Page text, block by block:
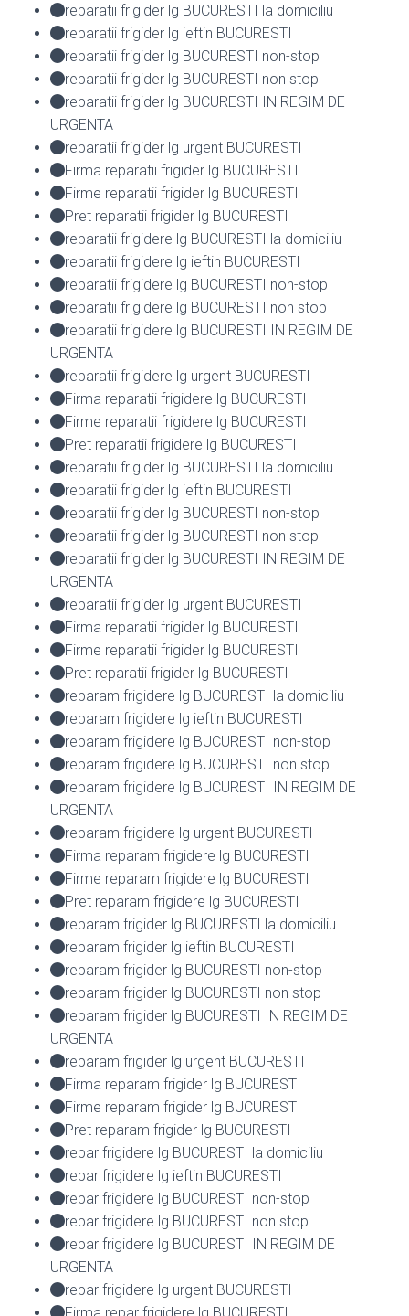
reparatii frigider lg BUCURESTI la domiciliu
reparatii frigider lg ieftin BUCURESTI
reparatii frigider lg BUCURESTI non-stop
reparatii frigider lg BUCURESTI non stop
reparatii frigider lg BUCURESTI IN REGIM DE
URGENTA
reparatii frigider lg urgent BUCURESTI
Firma reparatii frigider lg BUCURESTI
Firme reparatii frigider lg BUCURESTI
Pret reparatii frigider lg BUCURESTI
reparatii frigidere lg BUCURESTI la domiciliu
reparatii frigidere lg ieftin BUCURESTI
reparatii frigidere lg BUCURESTI non-stop
reparatii frigidere lg BUCURESTI non stop
reparatii frigidere lg BUCURESTI IN REGIM DE
URGENTA
reparatii frigidere lg urgent BUCURESTI
Firma reparatii frigidere lg BUCURESTI
Firme reparatii frigidere lg BUCURESTI
Pret reparatii frigidere lg BUCURESTI
reparatii frigider lg BUCURESTI la domiciliu
reparatii frigider lg ieftin BUCURESTI
reparatii frigider lg BUCURESTI non-stop
reparatii frigider lg BUCURESTI non stop
reparatii frigider lg BUCURESTI IN REGIM DE
URGENTA
reparatii frigider lg urgent BUCURESTI
Firma reparatii frigider lg BUCURESTI
Firme reparatii frigider lg BUCURESTI
Pret reparatii frigider lg BUCURESTI
reparam frigidere lg BUCURESTI la domiciliu
reparam frigidere lg ieftin BUCURESTI
reparam frigidere lg BUCURESTI non-stop
reparam frigidere lg BUCURESTI non stop
reparam frigidere lg BUCURESTI IN REGIM DE
URGENTA
reparam frigidere lg urgent BUCURESTI
Firma reparam frigidere lg BUCURESTI
Firme reparam frigidere lg BUCURESTI
Pret reparam frigidere lg BUCURESTI
reparam frigider lg BUCURESTI la domiciliu
reparam frigider lg ieftin BUCURESTI
reparam frigider lg BUCURESTI non-stop
reparam frigider lg BUCURESTI non stop
reparam frigider lg BUCURESTI IN REGIM DE
URGENTA
reparam frigider lg urgent BUCURESTI
Firma reparam frigider lg BUCURESTI
Firme reparam frigider lg BUCURESTI
Pret reparam frigider lg BUCURESTI
repar frigidere lg BUCURESTI la domiciliu
repar frigidere lg ieftin BUCURESTI
repar frigidere lg BUCURESTI non-stop
repar frigidere lg BUCURESTI non stop
repar frigidere lg BUCURESTI IN REGIM DE
URGENTA
repar frigidere lg urgent BUCURESTI